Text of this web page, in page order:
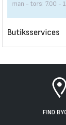
man - tors: 7.00 -
Butiksservices
FIND